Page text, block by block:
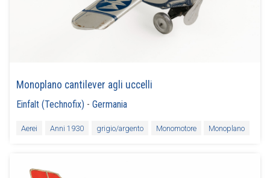
Monoplano cantilever agli uccelli
Einfalt (Technofix) -Germania
Aerei Anni 1930 grigio/argento Monomotore Monoplano